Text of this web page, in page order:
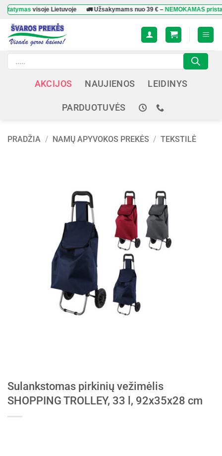
Skip
content
visoje Lietuvoje 🚛 Užsakymams nuo39 €–NEMOKAMAS
Products
search
AKCIJOS NAUJIENOS LEIDINYS
PARDUOTUVĖS
PRADŽIA / NAMŲ APYVOKOS PREKĖS / TEKSTILĖ
Sulankstomas pirkinių vežimėlis
SHOPPING TROLLEY, 33 l, 92x35x28 cm